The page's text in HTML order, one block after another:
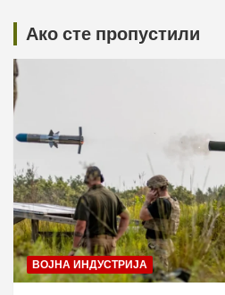
Ако сте пропустили
ВОЈНА ИНДУСТРИЈА